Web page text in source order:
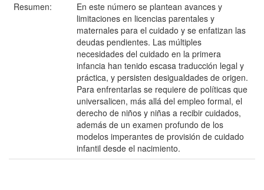
Resumen:
En este número se plantean avances y
limitaciones en licencias parentales y
maternales para el cuidado y se enfatizan las
deudas pendientes. Las múltiples
necesidades del cuidado en la primera
infancia han tenido escasa traducción legal y
práctica, y persisten desigualdades de origen.
Para enfrentarlas se requiere de políticas que
universalicen, más allá del empleo formal, el
derecho de niños y niñas a recibir cuidados,
además de un examen profundo de los
modelos imperantes de provisión de cuidado
infantil desde el nacimiento.